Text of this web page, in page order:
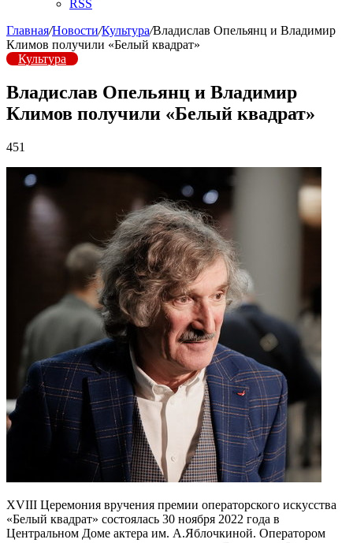
RSS
Главная/Новости/Культура/Владислав Опельянц и Владимир
Климов получили «Белый квадрат»
Культура
Владислав Опельянц и Владимир
Климов получили «Белый квадрат»
451
XVIII Церемония вручения премии операторского искусства
«Белый квадрат» состоялась 30 ноября 2022 года в
Центральном Доме актера им. А.Яблочкиной. Оператором